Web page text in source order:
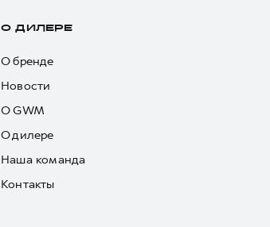
О ДИЛЕРЕ
О бренде
Новости
О GWM
О дилере
Наша команда
Контакты